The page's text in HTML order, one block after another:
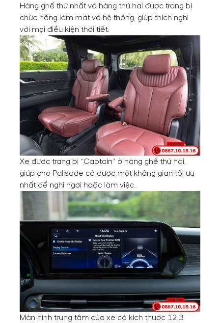
Hàng ghế thứ nhất và hàng thứ hai được trang bị
chức năng làm mát và hệ thống, giúp thích nghi
với mọi điều kiện thời tiết.
Xe được trang bị “Captain” ở hàng ghế thứ hai,
giúp cho Palisade có được một không gian tối ưu
nhất để nghỉ ngơi hoặc làm việc.
Màn hình trung tâm của xe có kích thước 12,3